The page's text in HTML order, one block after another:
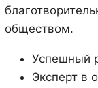
обществом.
Успешный
Эксперт в